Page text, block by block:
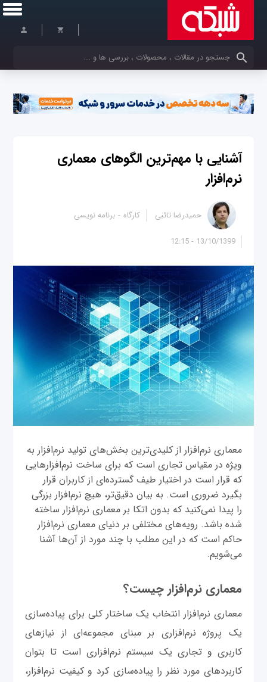
کلمات کلیدی خود را وارد کنید
آشنایی با مهم‌ترین الگوهای معماری
نرم‌افزار
13/10/1399 - 12:15
حمیدرضا تائبی کارگاه برنامه نویسی
معماری نرم‌افزار از کلیدی‌ترین بخش‌های تولید نرم‌افزار به
ویژه در مقیاس تجاری است که برای ساخت نرم‌افزارهایی
که قرار است در اختیار طیف گسترده‌ای از کاربران قرار
بگیرد ضروری است. به بیان دقیق‌تر، هیچ نرم‌افزار بزرگی
را پیدا نمی‌کنید که بدون اتکا بر معماری نرم‌افزار ساخته
شده باشد. رویه‌های مختلفی بر دنیای معماری نرم‌افزار
حاکم است که در این مطلب با چند مورد از آن‌ها آشنا
می‌شویم.
معماری نرم‌افزار چیست؟
معماری نرم‌افزار انتخاب یک ساختار کلی برای پیاده‌سازی
یک پروژه نرم‌افزاری بر مبنای مجموعه‌ای از نیازهای
کاربری و تجاری یک سیستم نرم‌افزاری است تا بتوان
کاربردهای مورد نظر را پیاده‌سازی کرد و کیفیت نرم‌افزار،